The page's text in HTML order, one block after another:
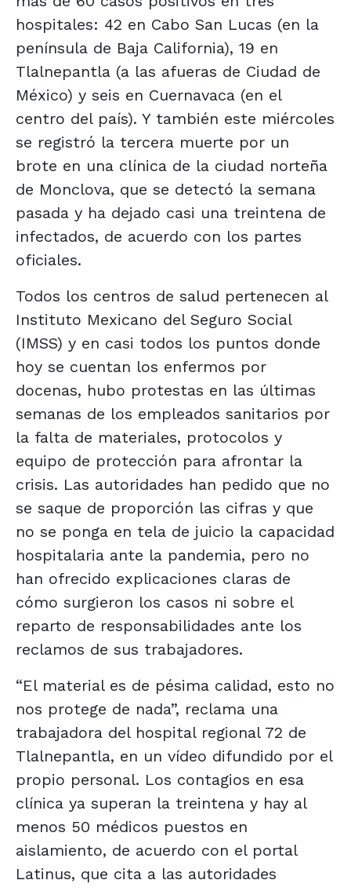
hospitales: 42 en Cabo San Lucas (en la
península de Baja California), 19 en
Tlalnepantla (a las afueras de Ciudad de
México) y seis en Cuernavaca (en el
centro del país). Y también este miércoles
se registró la tercera muerte por un
brote en una clínica de la ciudad norteña
de Monclova, que se detectó la semana
pasada y ha dejado casi una treintena de
infectados, de acuerdo con los partes
oficiales.
Todos los centros de salud pertenecen al
Instituto Mexicano del Seguro Social
(IMSS) y en casi todos los puntos donde
hoy se cuentan los enfermos por
docenas, hubo protestas en las últimas
semanas de los empleados sanitarios por
la falta de materiales, protocolos y
equipo de protección para afrontar la
crisis. Las autoridades han pedido que no
se saque de proporción las cifras y que
no se ponga en tela de juicio la capacidad
hospitalaria ante la pandemia, pero no
han ofrecido explicaciones claras de
cómo surgieron los casos ni sobre el
reparto de responsabilidades ante los
reclamos de sus trabajadores.
“El material es de pésima calidad, esto no
nos protege de nada”, reclama una
trabajadora del hospital regional 72 de
Tlalnepantla, en un vídeo difundido por el
propio personal. Los contagios en esa
clínica ya superan la treintena y hay al
menos 50 médicos puestos en
aislamiento, de acuerdo con el portal
Latinus, que cita a las autoridades